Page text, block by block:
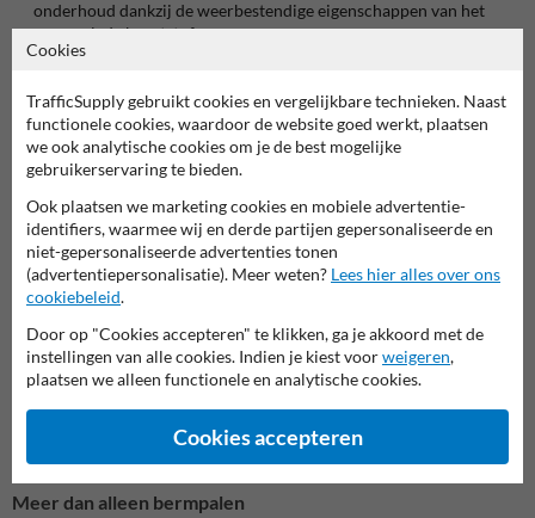
onderhoud dankzij de weerbestendige eigenschappen van het
gerecyclede kunststof.
Eenvoudige installatie
Specificaties van de bermpaal
Afmetingen: 1200x90x30 mm
Materiaal: Gerecycled kunststof
Kleur : Zwart met rood/witte reflector
Toepassing
: Geschikt voor terreinafbakening, wegmarkering en
parkeerplaatsafscheiding
Waarom kiezen voor gerecycled kunststof?
bermpaal, maak je een bewuste keuze voor duurzaamheid.
Gerecycled kunststof is niet alleen milieuvriendelijk, maar ook
bestand tegen allerlei weersomstandigheden en heeft een lange
levensduur. Dit maakt het een uitstekende keuze voor bedrijven die
zowel efficiëntie als milieubewustheid hoog in het vaandel hebben
Meer dan alleen bermpalen
Cookies
TrafficSupply gebruikt cookies en vergelijkbare technieken. Naast
functionele cookies, waardoor de website goed werkt, plaatsen
we ook analytische cookies om je de best mogelijke
gebruikerservaring te bieden.
Ook plaatsen we marketing cookies en mobiele advertentie-
identifiers, waarmee wij en derde partijen gepersonaliseerde en
niet-gepersonaliseerde advertenties tonen
(advertentiepersonalisatie). Meer weten? Lees hier alles over ons
cookiebeleid.
Door op "Cookies accepteren" te klikken, ga je akkoord met de
instellingen van alle cookies. Indien je kiest voorweigeren,
plaatsen we alleen functionele en analytische cookies.
Cookies accepteren